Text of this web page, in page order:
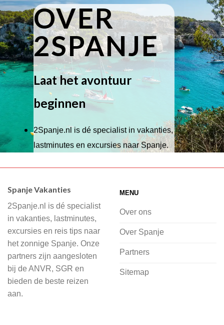
OVER
2SPANJE
Laat het avontuur
beginnen
2Spanje.nl is dé specialist in vakanties,
lastminutes en excursies naar Spanje.
Wij hebben een breed scala aan
of je nu wilt relaxen op het strand,
cultuur wilt ontdekken of avontuur zoekt
in de natuur.
Bij 2Spanje.nl begint de voorpret al
voordat je het vliegtuig instapt, door
inspiratie op te doen over dit zonnige
Spanje Vakanties
2Spanje.nl is dé specialist
in vakanties, lastminutes,
excursies en reis tips naar
het zonnige Spanje. Onze
partners zijn aangesloten
bij de ANVR, SGR en
bieden de beste reizen
aan.
MENU
Over ons
Over Spanje
Partners
Sitemap